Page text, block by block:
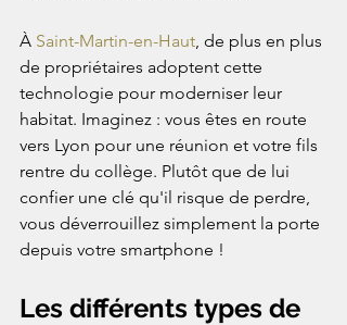
À Saint-Martin-en-Haut, de plus en plus
de propriétaires adoptent cette
technologie pour moderniser leur
habitat. Imaginez : vous êtes en route
vers Lyon pour une réunion et votre fils
rentre du collège. Plutôt que de lui
confier une clé qu'il risque de perdre,
vous déverrouillez simplement la porte
depuis votre smartphone !
Les différents types de